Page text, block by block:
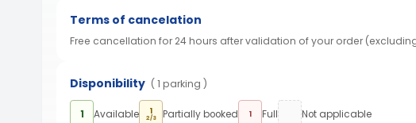
Terms of cancelation
Free cancellation for 24 hours after validation of your order
Disponibility ( 1 parking )
1 Available 1
2/3 Partially booked 1 Full Not applicable